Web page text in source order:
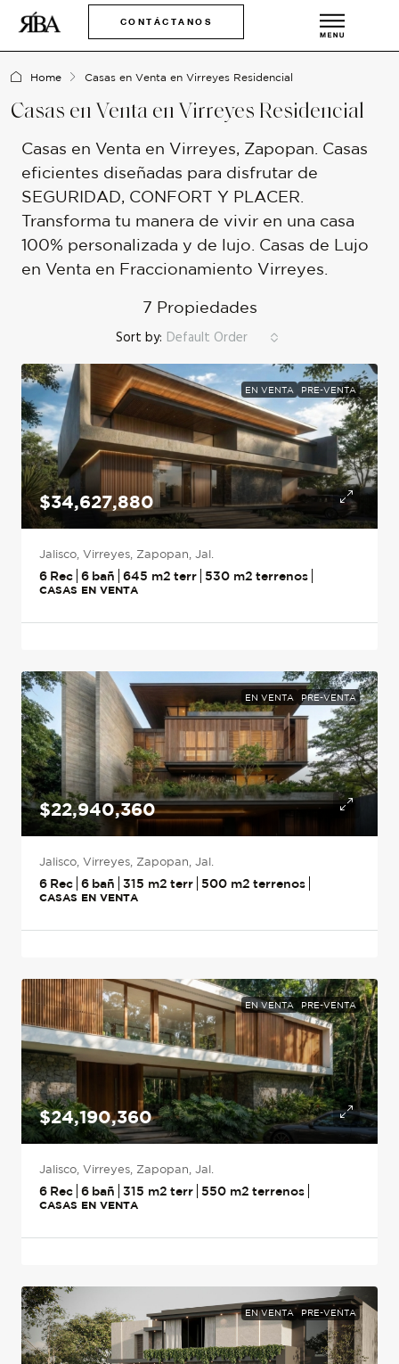
CONTÁCTANOS
Home Casas en Venta en Virreyes Residencial
Casas en Venta en Virreyes Residencial
Casas en Venta en Virreyes, Zapopan. Casas
eficientes diseñadas para disfrutar de
SEGURIDAD, CONFORT Y PLACER.
Transforma tu manera de vivir en una casa
100% personalizada y de lujo. Casas de Lujo
en Venta en Fraccionamiento Virreyes.
7 Propiedades
Sort by: Default Order
EN VENTA PRE-VENTA
$34,627,880
Jalisco, Virreyes, Zapopan, Jal.
6 6 645 m2 530 m2
CASAS EN VENTA
EN VENTA PRE-VENTA
$22,940,360
Jalisco, Virreyes, Zapopan, Jal.
6 6 315 m2 500 m2
CASAS EN VENTA
EN VENTA PRE-VENTA
$24,190,360
Jalisco, Virreyes, Zapopan, Jal.
6 6 315 m2 550 m2
CASAS EN VENTA
EN VENTA PRE-VENTA